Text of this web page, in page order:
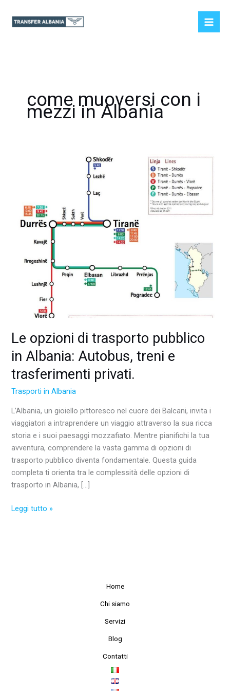
contenuto
come muoversi con i
mezzi in Albania
Le opzioni di trasporto pubblico
in Albania: Autobus, treni e
trasferimenti privati.
Trasporti in Albania
L’Albania, un gioiello pittoresco nel cuore dei Balcani, invita i
viaggiatori a intraprendere un viaggio attraverso la sua ricca
storia e i suoi paesaggi mozzafiato. Mentre pianifichi la tua
avventura, comprendere la vasta gamma di opzioni di
trasporto pubblico diventa fondamentale. Questa guida
completa ti orienta tra le complessità delle opzioni di
trasporto in Albania, […]
pubblico
Autobus,
treni
trasferimenti
Leggi tutto »
Home
Chi siamo
Servizi
Blog
Contatti